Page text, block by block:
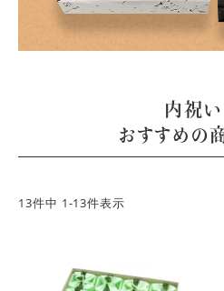
内祝い
おすすめの
13件中 1-13件表示